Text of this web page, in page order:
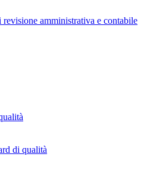
amministrativa e contabile
di qualità